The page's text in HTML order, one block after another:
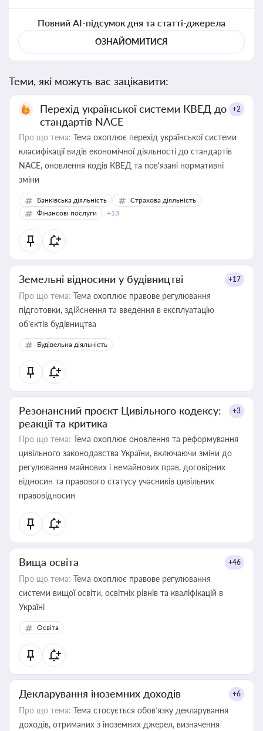
Повний AI-підсумок дня та статті-джерела
ОЗНАЙОМИТИСЯ
Теми, які можуть вас зацікавити:
Перехід української системи КВЕД до
стандартів NACE
+2
Про що тема: Тема охоплює перехід української системи
класифікації видів економічної діяльності до стандартів
NACE, оновлення кодів КВЕД та пов'язані нормативні
зміни
Банківська діяльність
Страхова діяльність
Фінансові послуги
+13
Земельні відносини у будівництві +17
Про що тема: Тема охоплює правове регулювання
підготовки, здійснення та введення в експлуатацію
об’єктів будівництва
Будівельна діяльність
Резонансний проєкт Цивільного кодексу:
реакції та критика
+3
Про що тема: Тема охоплює оновлення та реформування
цивільного законодавства України, включаючи зміни до
регулювання майнових і немайнових прав, договірних
відносин та правового статусу учасників цивільних
правовідносин
Вища освіта +46
Про що тема: Тема охоплює правове регулювання
системи вищої освіти, освітніх рівнів та кваліфікацій в
Україні
Освіта
Декларування іноземних доходів +6
Про що тема: Тема стосується обов’язку декларування
доходів, отриманих з іноземних джерел, визначення